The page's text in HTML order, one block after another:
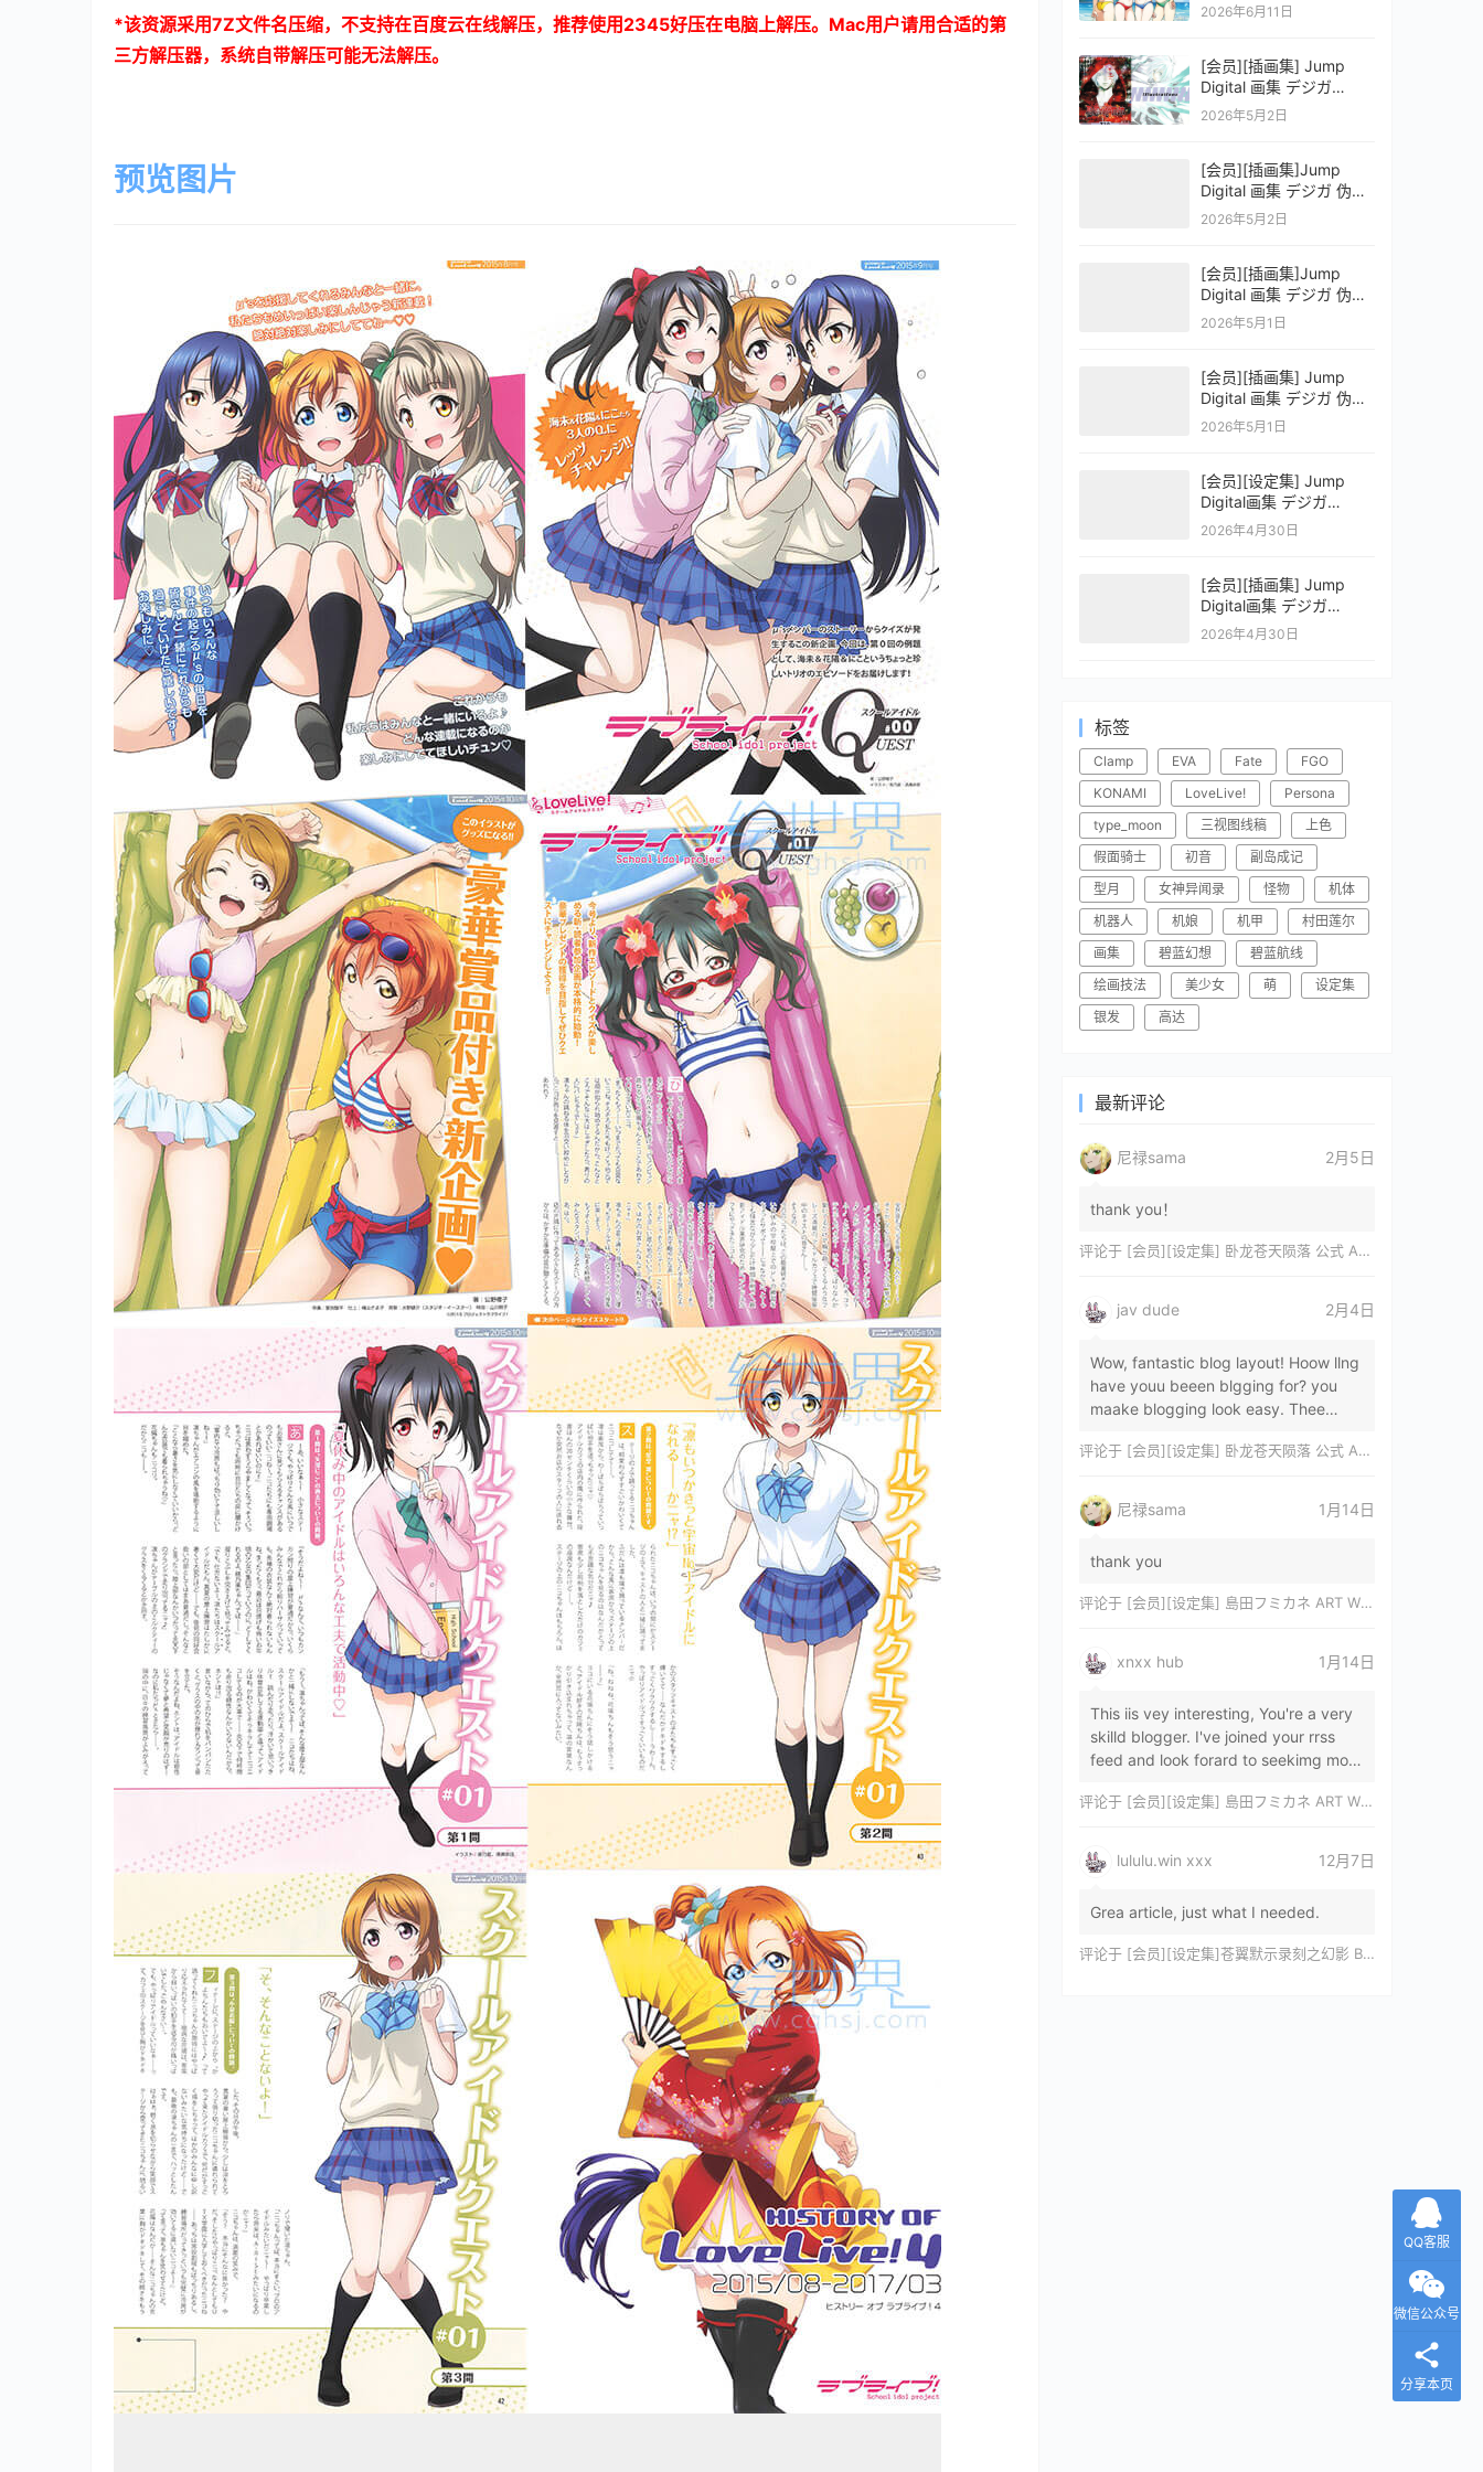
*该资源采用7Z文件名压缩，不支持在百度云在线解压，推荐使用 2345好压在电脑上解压。 Mac用户请用合适的第
三方解压器，系统自带解压可能无法解压。
预览图片
OFFICIAL VISUAL
2026年6月11日
[会员][插画集] Jump
Digital 画集 デジガ
D.Gray-man
2026年5月2日
[会员][插画集]Jump
Digital 画集 デジガ 伪恋
ニセコイ 3
2026年5月2日
[会员][插画集]Jump
Digital 画集 デジガ 伪恋
ニセコイ 2
2026年5月1日
[会员][插画集] Jump
Digital 画集 デジガ 伪恋
ニセコイ 1
2026年5月1日
[会员][设定集] Jump
Digital画集 デジガ
CLAYMORE 2
2026年4月30日
[会员][插画集] Jump
Digital画集 デジガ
CLAYMORE 1
2026年4月30日
标签
Clamp EVA Fate
FGO
KONAMI
LoveLive!
Persona
type_moon
三视图线稿
上色
假面骑士
初音
副岛成记
型月
女神异闻录 怪物
机体
机器人
机娘 机甲
村田莲尔
画集
碧蓝幻想
碧蓝航线
绘画技法
美少女 萌
设定集
银发
高达
最新评论
尼禄sama 2月5日
thank you！
评论于 [会员][设定集] 卧龙苍天陨落 公式 ARTWORKS[DL]
jav dude 2月4日
Wow, fantastic blog layout! Hoow llng
have youu beeen blgging for? you
maake blogging look easy. Thee
magnificent, let…
评论于 [会员][设定集] 卧龙苍天陨落 公式 ARTWORKS[DL]
尼禄sama 1月14日
thank you
评论于 [会员][设定集] 島田フミカネ ART WORKS EXTRA Luminous Witches[DL]
xnxx hub 1月14日
This iis vey interesting, You're a very
skilld blogger. I've joined your rrss
feed and look forard to seekimg mor
评论于 [会员][设定集] 島田フミカネ ART WORKS EXTRA Luminous Witches[DL]
lululu.win xxx 12月7日
Grea article, just what I needed.
评论于 [会员][设定集]苍翼默示录刻之幻影 BLAZBLUE CHRONOPHANTASMA 公式設定資料集II
QQ客服
微信公众号
分享本页